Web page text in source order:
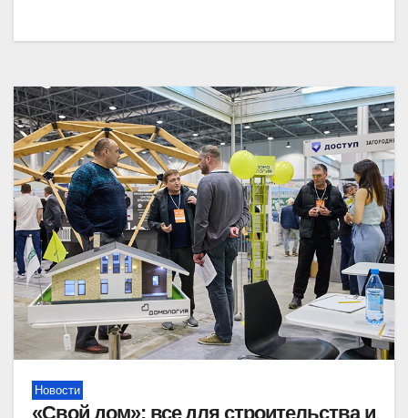
Новости
«Свой дом»: все для строительства и